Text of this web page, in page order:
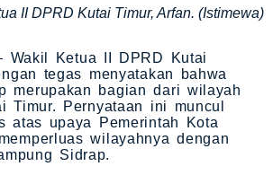
II DPRD Kutai Timur, Arfan. (Istimewa)
Wakil Ketua II DPRD Kutai
tegas menyatakan bahwa
merupakan bagian dari wilayah
Timur. Pernyataan ini muncul
atas upaya Pemerintah Kota
wilayahnya dengan
Sidrap.